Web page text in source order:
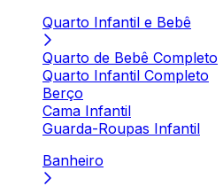
Quarto Infantil e Bebê
Quarto de Bebê Completo
Quarto Infantil Completo
Berço
Cama Infantil
Guarda-Roupas Infantil
Banheiro